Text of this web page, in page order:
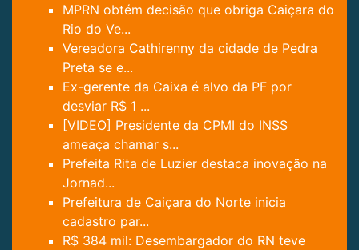
MPRN obtém decisão que obriga Caiçara do
Rio do Ve...
Vereadora Cathirenny da cidade de Pedra
Preta se e...
Ex-gerente da Caixa é alvo da PF por
desviar R$ 1 ...
[VIDEO] Presidente da CPMI do INSS
ameaça chamar s...
Prefeita Rita de Luzier destaca inovação na
Jornad...
Prefeitura de Caiçara do Norte inicia
cadastro par...
R$ 384 mil: Desembargador do RN teve